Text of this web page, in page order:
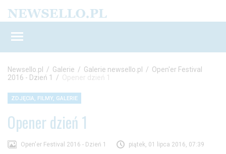
Newsello.pl / Galerie / Galerie newsello.pl / Open'er Festival
2016 - Dzień 1
/ Opener dzień 1
ZDJĘCIA, FILMY, GALERIE
Opener dzień 1
Open'er Festival 2016 - Dzień 1 piątek, 01 lipca 2016, 07:39